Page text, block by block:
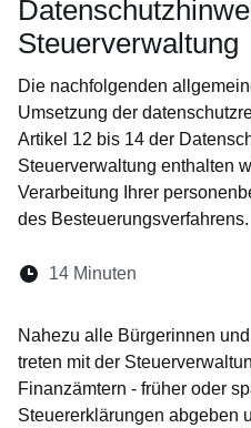
Steuerverwaltung
Die nachfolgenden
Umsetzung der
Artikel 12 bis 14 der
Steuerverwaltung enthalten
Verarbeitung Ihrer
des Besteuerungsverfahrens.
Lesedauer:
14 Minuten
Nahezu alle Bürgerinnen
treten mit der
Finanzämtern - früher oder
Steuererklärungen abgeben